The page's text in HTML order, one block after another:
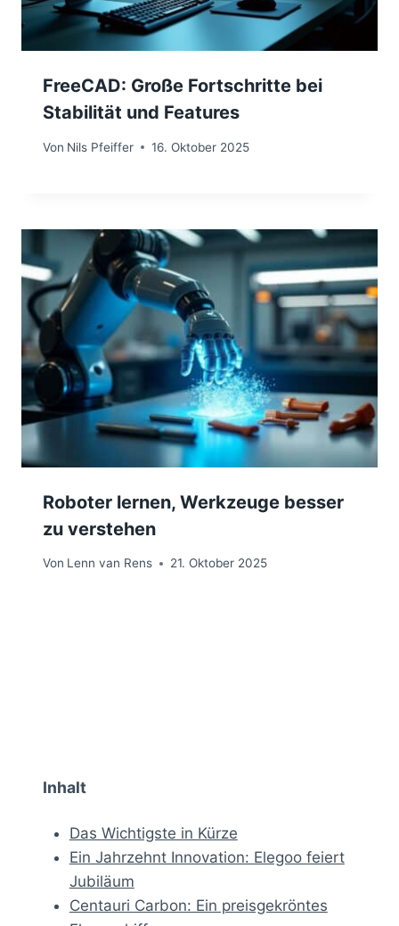
FreeCAD: Große Fortschritte bei
Stabilität und Features
Von Nils Pfeiffer 16. Oktober 2025
Roboter lernen, Werkzeuge besser
zu verstehen
Von Lenn van Rens 21. Oktober 2025
Inhalt
Das Wichtigste in Kürze
Ein Jahrzehnt Innovation: Elegoo feiert
Jubiläum
Centauri Carbon: Ein preisgekröntes